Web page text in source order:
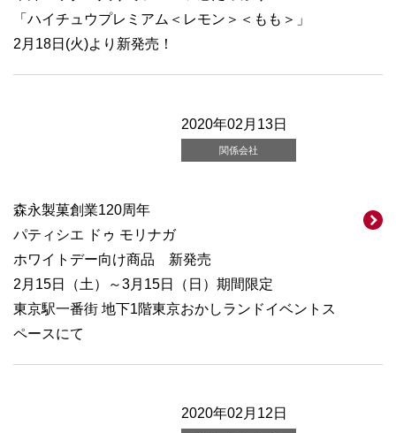
「ハイチュウプレミアム＜レモン＞＜もも＞」
2月18日(火)より新発売！
2020年02月13日
関係会社
森永製菓創業120周年
パティシエ ドゥ モリナガ
ホワイトデー向け商品 新発売
2月15日（土）～3月15日（日）期間限定
東京駅一番街 地下1階東京おかしランドイベントス
ペースにて
2020年02月12日